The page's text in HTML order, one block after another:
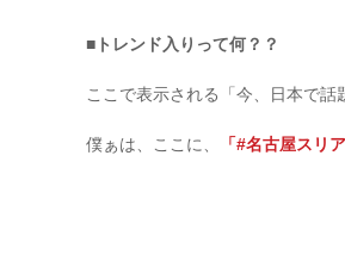
■トレンド入りって何？？
ここで表示される「今、日本で
僕ぁは、ここに、 「#名古屋スリ